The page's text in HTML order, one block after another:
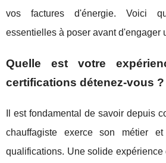
vos factures d'énergie. Voici
essentielles à poser avant d'engager
Quelle est votre
certifications détenez-vous ?
Il est fondamental de savoir depuis
chauffagiste exerce son métier
qualifications. Une solide expérience